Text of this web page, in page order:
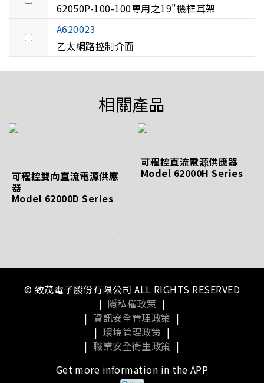
62050P-100-100專用之19"機框耳架
A620023
乙太網路控制介面
相關產品
可程控雙向直流電源供應
器
Model 62000D Series
可程控直流電源供應器
Model 62000H Series
© 致茂電子股份有限公司 ALL RIGHTS RESERVED
| 隱私權政策 |
| 資訊安全管理政策 |
| 環境管理政策 |
| 職業安全衛生政策 |
Get more information in the APP